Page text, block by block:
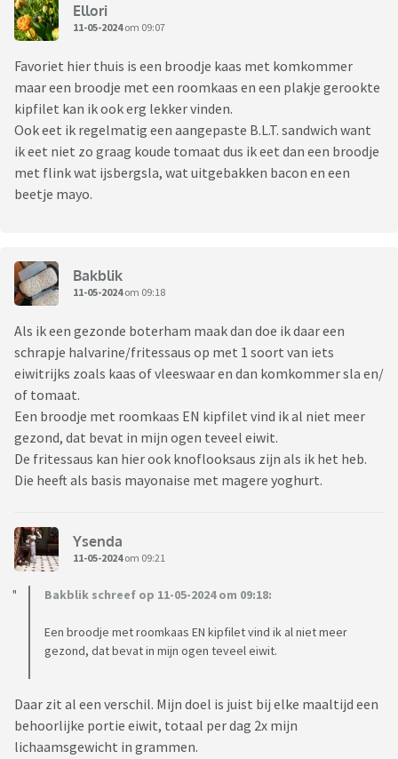
Ellori
11-05-2024om 09:07
Favoriet hier thuis is een broodje kaas met komkommer
maar een broodje met een roomkaas en een plakje gerookte
kipfilet kan ik ook erg lekker vinden.
Ook eet ik regelmatig een aangepaste B.L.T. sandwich want
ik eet niet zo graag koude tomaat dus ik eet dan een broodje
met flink wat ijsbergsla, wat uitgebakken bacon en een
beetje mayo.
Bakblik
11-05-2024om 09:18
Als ik een gezonde boterham maak dan doe ik daar een
schrapje halvarine/fritessaus op met 1 soort van iets
eiwitrijks zoals kaas of vleeswaar en dan komkommer sla en/
of tomaat.
Een broodje met roomkaas EN kipfilet vind ik al niet meer
gezond, dat bevat in mijn ogen teveel eiwit.
De fritessaus kan hier ook knoflooksaus zijn als ik het heb.
Die heeft als basis mayonaise met magere yoghurt.
Ysenda
11-05-2024om 09:21
Bakblik schreef op 11-05-2024 om 09:18:
Een broodje met roomkaas EN kipfilet vind ik al niet meer
gezond, dat bevat in mijn ogen teveel eiwit.
Daar zit al een verschil. Mijn doel is juist bij elke maaltijd een
behoorlijke portie eiwit, totaal per dag 2x mijn
lichaamsgewicht in grammen.